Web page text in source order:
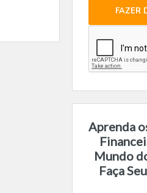
FAZER
Aprenda
Mundo
Faça